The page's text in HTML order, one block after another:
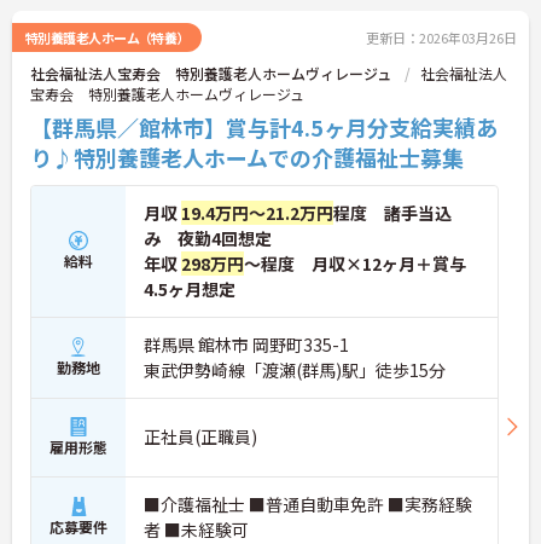
手厚い福利厚生制度を用意しています。
特別養護老人ホーム（特養） 更新日：2026年03月26日
社会福祉法人宝寿会 特別養護老人ホームヴィレージュ
社会福祉法人
宝寿会 特別養護老人ホームヴィレージュ
【群馬県／館林市】賞与計4.5ヶ月分支給実績あ
り♪特別養護老人ホームでの介護福祉士募集
給料
月収 19.4万円～21.2万円程度 諸手当込
み 夜勤4回想定
年収 298万円～程度 月収×12ヶ月＋賞与
4.5ヶ月想定
勤務地
群馬県 館林市 岡野町335-1
東武伊勢崎線「渡瀬(群馬)駅」徒歩15分
雇用形態 正社員(正職員)
応募要件
■介護福祉士 ■普通自動車免許 ■実務経験
者 ■未経験可